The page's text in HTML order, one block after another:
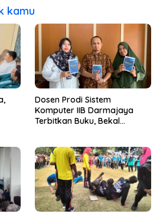
kamu
Dosen Prodi Sistem
Komputer IIB Darmajaya
Terbitkan Buku, Bekal